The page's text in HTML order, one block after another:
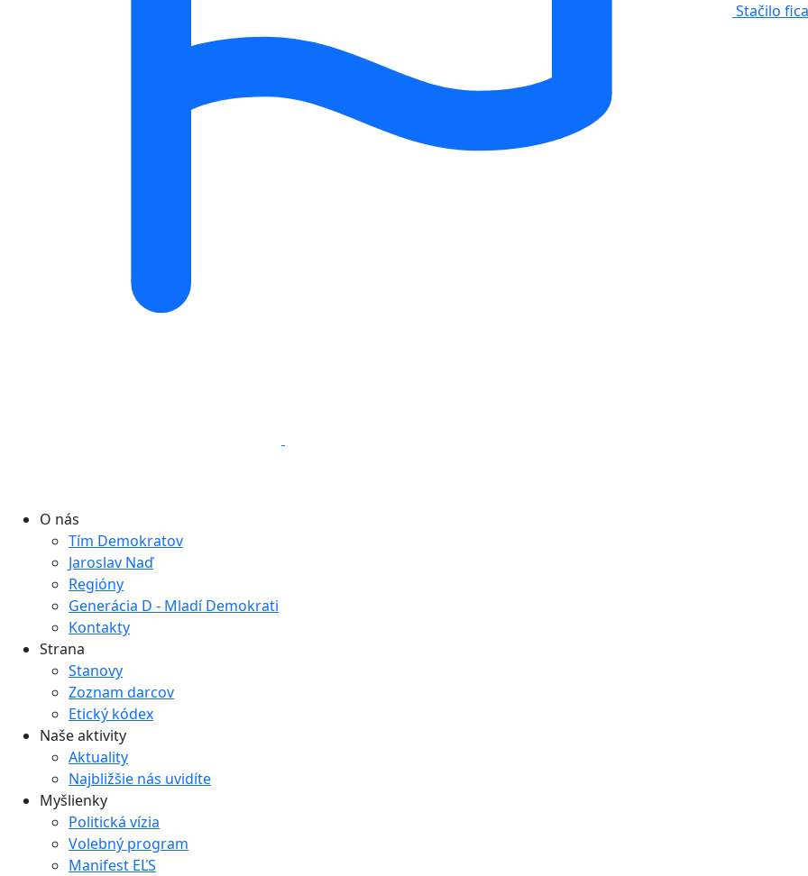
Stačilo fica
O nás
Tím Demokratov
Jaroslav Naď
Regióny
Generácia D - Mladí Demokrati
Kontakty
Strana
Stanovy
Zoznam darcov
Etický kódex
Naše aktivity
Aktuality
Najbližšie nás uvidíte
Myšlienky
Politická vízia
Volebný program
Manifest EĽS